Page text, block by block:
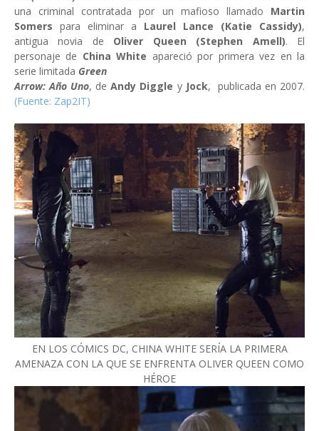
una criminal contratada por un mafioso llamado Martin
Somers para eliminar a Laurel Lance (Katie Cassidy),
antigua novia de Oliver Queen (Stephen Amell). El
personaje de China White apareció por primera vez en la
serie limitada Green
Arrow: Año Uno, deAndy Diggle y Jock, publicada en 2007.
(Fuente: Zap2IT)
EN LOS CÓMICS DC, CHINA WHITE SERÍA LA PRIMERA
AMENAZA CON LA QUE SE ENFRENTA OLIVER QUEEN COMO
HÉROE